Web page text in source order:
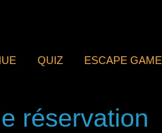
QUIZ ESCAPE GAME
réservation